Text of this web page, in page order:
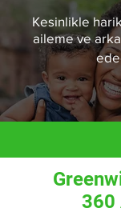
Kesinlikle
aileme ve
360